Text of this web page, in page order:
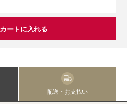
カートに入れる
配送・お支払い